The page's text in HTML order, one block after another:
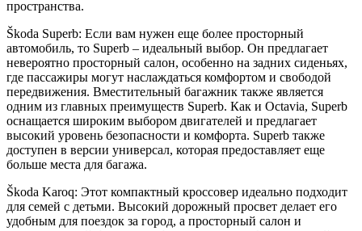
пространства.
Škoda Superb: Если вам нужен еще более просторный
автомобиль, то Superb – идеальный выбор. Он предлагает
невероятно просторный салон, особенно на задних сиденьях,
где пассажиры могут наслаждаться комфортом и свободой
передвижения. Вместительный багажник также является
одним из главных преимуществ Superb. Как и Octavia, Superb
оснащается широким выбором двигателей и предлагает
высокий уровень безопасности и комфорта. Superb также
доступен в версии универсал, которая предоставляет еще
больше места для багажа.
Škoda Karoq: Этот компактный кроссовер идеально подходит
для семей с детьми. Высокий дорожный просвет делает его
удобным для поездок за город, а просторный салон и